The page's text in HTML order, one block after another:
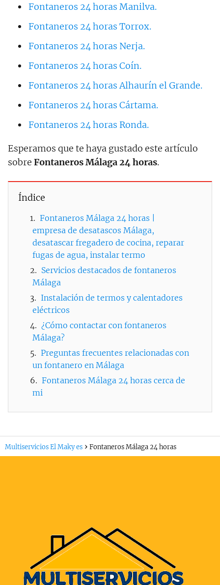
Fontaneros 24 horas Manilva.
Fontaneros 24 horas Torrox.
Fontaneros 24 horas Nerja.
Fontaneros 24 horas Coín.
Fontaneros 24 horas Alhaurín el Grande.
Fontaneros 24 horas Cártama.
Fontaneros 24 horas Ronda.
Esperamos que te haya gustado este artículo
sobre Fontaneros Málaga 24 horas.
Índice
Fontaneros Málaga 24 horas |
empresa de desatascos Málaga,
desatascar fregadero de cocina, reparar
fugas de agua, instalar termo
Servicios destacados de fontaneros
Málaga
Instalación de termos y calentadores
eléctricos
¿Cómo contactar con fontaneros
Málaga?
Preguntas frecuentes relacionadas con
un fontanero en Málaga
Fontaneros Málaga 24 horas cerca de
mi
Multiservicios El Maky es Fontaneros Málaga 24 horas